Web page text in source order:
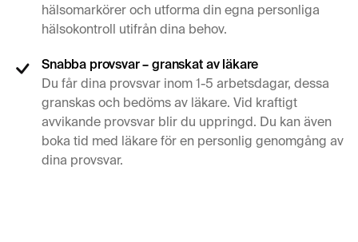
hälsomarkörer och utforma din egna personliga
hälsokontroll utifrån dina behov.
Snabba provsvar – granskat av läkare
Du får dina provsvar inom 1-5 arbetsdagar, dessa
granskas och bedöms av läkare. Vid kraftigt
avvikande provsvar blir du uppringd. Du kan även
boka tid med läkare för en personlig genomgång av
dina provsvar.